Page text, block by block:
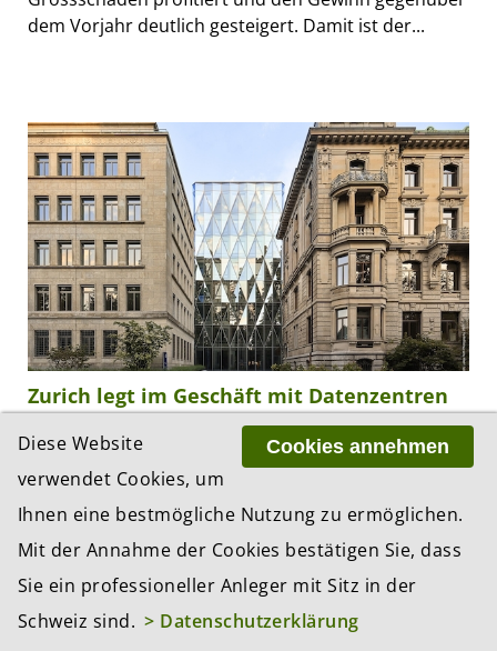
dem Vorjahr deutlich gesteigert. Damit ist der...
Zurich legt im Geschäft mit Datenzentren
und Vorsorgeprodukten kräftig zu
06.08.2026, 08:09 Uhr
Die Zurich-Gruppe ist im ersten Halbjahr erneut
gewachsen und hat mit den Ergebnissen die
Erwartungen klar übertroffen. Profitables Wachstum
erreichte der Konzern einmal mehr in der Schaden-
und...
Cookies annehmen
Diese Website
verwendet Cookies, um
Ihnen eine bestmögliche Nutzung zu ermöglichen.
Mit der Annahme der Cookies bestätigen Sie, dass
Sie ein professioneller Anleger mit Sitz in der
Schweiz sind. > Datenschutzerklärung